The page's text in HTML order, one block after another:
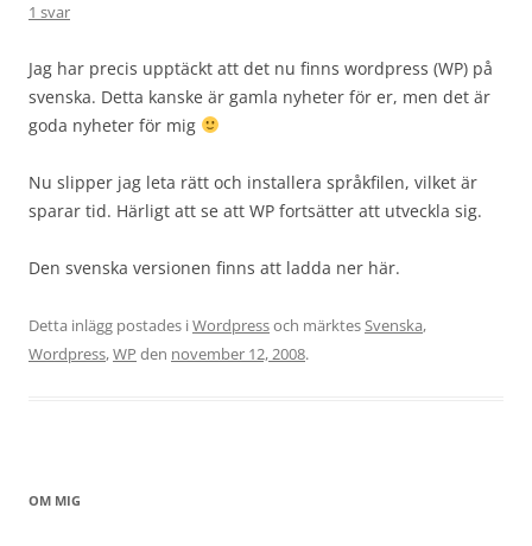
1 svar
Jag har precis upptäckt att det nu finns wordpress (WP) på
svenska. Detta kanske är gamla nyheter för er, men det är
goda nyheter för mig
Nu slipper jag leta rätt och installera språkfilen, vilket är
sparar tid. Härligt att se att WP fortsätter att utveckla sig.
Den svenska versionen finns att ladda ner här.
Detta inlägg postades iWordpressoch märktesSvenska,
Wordpress,WP den november 12, 2008.
OM MIG